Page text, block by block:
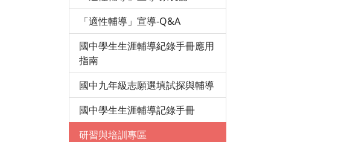
「適性輔導」宣導-Q&A
國中學生生涯輔導紀錄手冊應用
指南
國中九年級志願選填試探與輔導
國中學生生涯輔導記錄手冊
研習與培訓專區